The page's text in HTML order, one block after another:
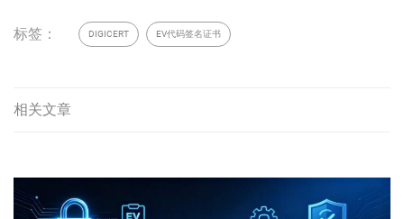
标签： DIGICERT EV代码签名证书
相关文章